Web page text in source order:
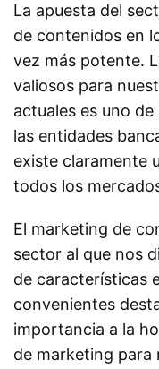
La apuesta del
de contenidos en
vez más potente.
valiosos para
actuales es uno
las entidades
existe claramente
todos los
El marketing de
sector al que nos
de características
convenientes
importancia a la
de marketing para